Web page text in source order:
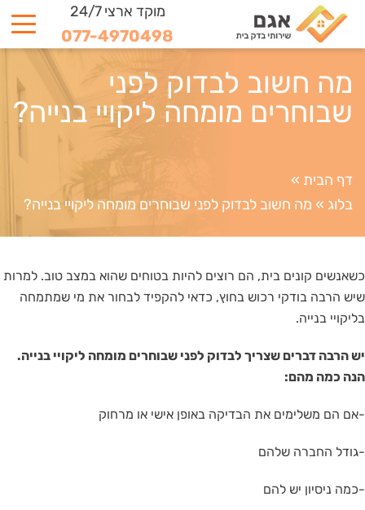
מוקד ארצי 24/7
077-4970498
מה חשוב לבדוק לפני
שבוחרים מומחה ליקויי בנייה?
דף הבית »
בלוג » מה חשוב לבדוק לפני שבוחרים מומחה ליקויי בנייה?
כשאנשים קונים בית, הם רוצים להיות בטוחים שהוא במצב טוב. למרות
שיש הרבה בודקי רכוש בחוץ, כדאי להקפיד לבחור את מי שמתמחה
בליקויי בנייה.
יש הרבה דברים שצריך לבדוק לפני שבוחרים מומחה ליקויי בנייה.
הנה כמה מהם:
-אם הם משלימים את הבדיקה באופן אישי או מרחוק
-גודל החברה שלהם
-כמה ניסיון יש להם